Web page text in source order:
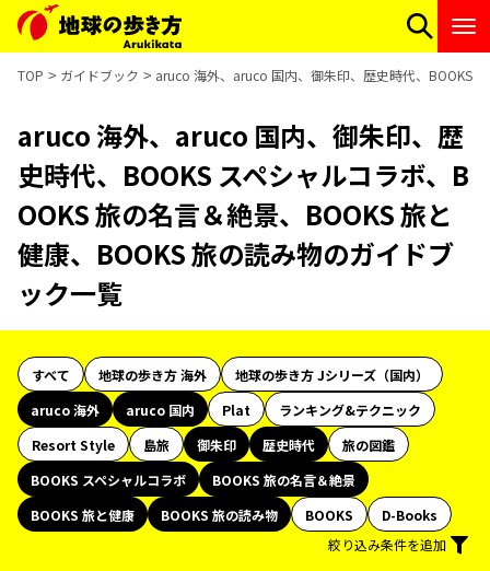
TOP ガイドブック aruco 海外、aruco 国内、御朱印、歴史時代、BOOKS
aruco 海外、aruco 国内、御朱印、歴
史時代、BOOKS スペシャルコラボ、B
OOKS 旅の名言＆絶景、BOOKS 旅と
健康、BOOKS 旅の読み物のガイドブ
ック一覧
すべて 地球の歩き方 海外
地球の歩き方 Jシリーズ（国内）
aruco 海外
aruco 国内 Plat
ランキング&テクニック
Resort Style
島旅 御朱印 歴史時代
旅の図鑑
BOOKS スペシャルコラボ
BOOKS 旅の名言＆絶景
BOOKS 旅と健康
BOOKS 旅の読み物 BOOKS
D-Books
絞り込み条件を追加